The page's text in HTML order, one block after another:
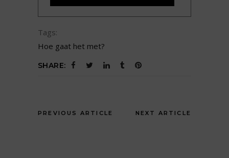
Tags:
Hoe gaat het met?
SHARE:
PREVIOUS ARTICLE NEXT ARTICLE